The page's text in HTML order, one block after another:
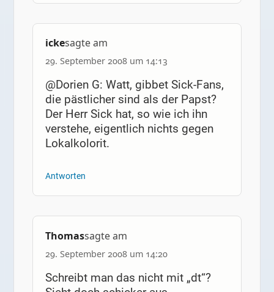
ickesagte am
29. September 2008 um 14:13
@Dorien G: Watt, gibbet Sick-Fans,
die pästlicher sind als der Papst?
Der Herr Sick hat, so wie ich ihn
verstehe, eigentlich nichts gegen
Lokalkolorit.
Antworten
Thomassagte am
29. September 2008 um 14:20
Schreibt man das nicht mit „dt“?